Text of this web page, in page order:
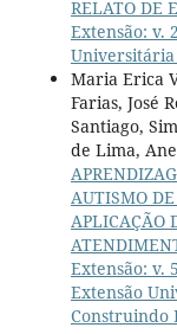
RELATO DE
Extensão: v.
Universitária
Maria Erica
Farias, José
Santiago,
de Lima,
AUTISMO
APLICAÇÃO
Extensão: v.
Extensão
Construindo